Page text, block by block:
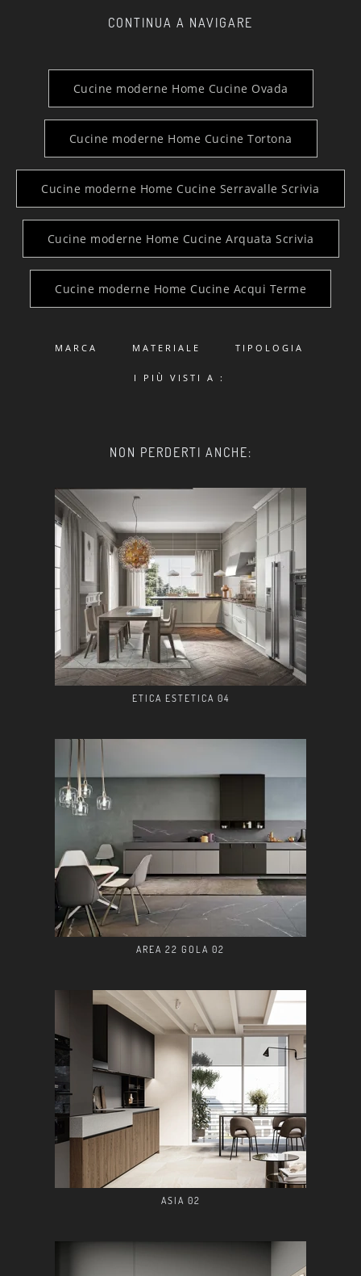
CONTINUA A NAVIGARE
Cucine moderne Home Cucine Ovada
Cucine moderne Home Cucine Tortona
Cucine moderne Home Cucine Serravalle Scrivia
Cucine moderne Home Cucine Arquata Scrivia
Cucine moderne Home Cucine Acqui Terme
MARCA MATERIALE TIPOLOGIA
I PIÙ VISTI A :
NON PERDERTI ANCHE:
ETICA ESTETICA 04
AREA 22 GOLA 02
ASIA 02